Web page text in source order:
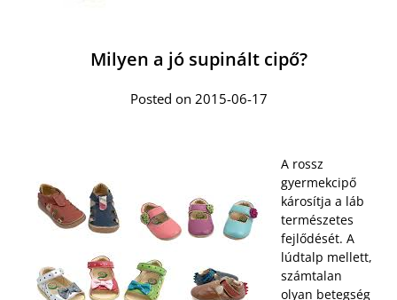
Milyen a jó supinált cipő?
Posted on 2015-06-17
A rossz
gyermekcipő
károsítja a láb
természetes
fejlődését. A
lúdtalp mellett,
számtalan
olyan betegség